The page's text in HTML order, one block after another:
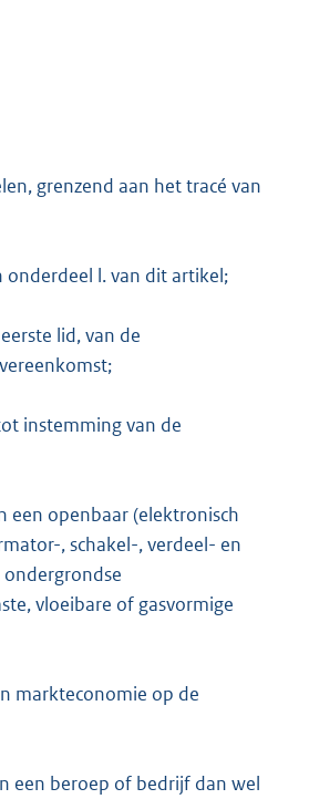
grenzend aan het tracé van
l. van dit artikel;
lid, van de
instemming van de
een openbaar (elektronisch
, schakel-, verdeel- en
vloeibare of gasvormige
markteconomie op de
een beroep of bedrijf dan wel